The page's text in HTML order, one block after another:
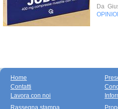
Da
Home
Contatti
Lavora con noi